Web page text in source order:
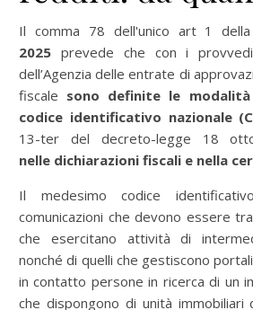
Il comma 78 dell'unico art 1 della
2025 prevede che con i
dell’Agenzia delle entrate di
fiscale sono definite le
codice identificativo nazionale
13-ter del decreto-legge 18
nelle dichiarazioni fiscali e nella
Il medesimo codice
comunicazioni che devono essere
che esercitano attività di
nonché di quelli che gestiscono
in contatto persone in ricerca di un
che dispongono di unità immobiliari